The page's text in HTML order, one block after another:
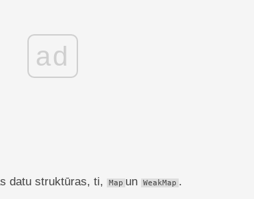
ad
datu struktūras, ti, Map un WeakMap .